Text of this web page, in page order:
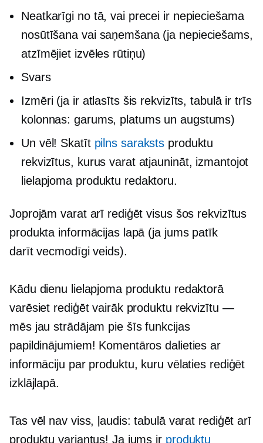
Neatkarīgi no tā, vai precei ir nepieciešama
nosūtīšana vai saņemšana (ja nepieciešams,
atzīmējiet izvēles rūtiņu)
Svars
Izmēri (ja ir atlasīts šis rekvizīts, tabulā ir trīs
kolonnas: garums, platums un augstums)
Un vēl! Skatīt pilns saraksts produktu
rekvizītus, kurus varat atjaunināt, izmantojot
lielapjoma produktu redaktoru.
Joprojām varat arī rediģēt visus šos rekvizītus
produkta informācijas lapā (ja jums patīk
darītvecmodīgiveids).
Kādu dienu lielapjoma produktu redaktorā
varēsiet rediģēt vairāk produktu rekvizītu —
mēs jau strādājam pie šīs funkcijas
papildinājumiem! Komentāros dalieties ar
informāciju par produktu, kuru vēlaties rediģēt
izklājlapā.
Tas vēl nav viss, ļaudis: tabulā varat rediģēt arī
produktu variantus! Ja jums ir produktu